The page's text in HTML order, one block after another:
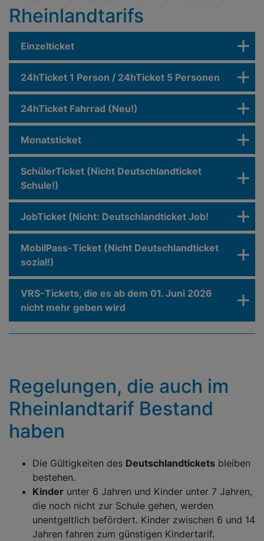
Rheinlandtarifs
Einzelticket
24hTicket 1 Person / 24hTicket 5 Personen
24hTicket Fahrrad (Neu!)
Monatsticket
SchülerTicket (Nicht Deutschlandticket
Schule!)
JobTicket (Nicht: Deutschlandticket Job!
MobilPass-Ticket (Nicht Deutschlandticket
sozial!)
VRS-Tickets, die es ab dem 01. Juni 2026
nicht mehr geben wird
Regelungen, die auch im
Rheinlandtarif Bestand
haben
Die Gültigkeiten des Deutschlandtickets bleiben
bestehen.
Kinder unter 6 Jahren und Kinder unter 7 Jahren,
die noch nicht zur Schule gehen, werden
unentgeltlich befördert. Kinder zwischen 6 und 14
Jahren fahren zum günstigen Kindertarif.